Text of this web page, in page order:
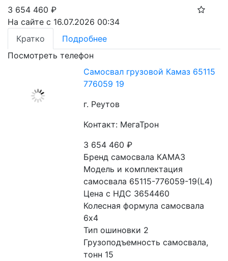
3 654 460 ₽
На сайте с 16.07.2026 00:34
Кратко
Подробнее
Посмотреть телефон
Самосвал грузовой Камаз 65115
776059 19
г. Реутов
Контакт: МегаТрон
3 654 460₽
Бренд самосвала КАМАЗ
Модель и комплектация
самосвала 65115-776059-19(L4)
Цена с НДС 3654460
Колесная формула самосвала
6x4
Тип ошиновки 2
Грузоподъемность самосвала,
тонн 15